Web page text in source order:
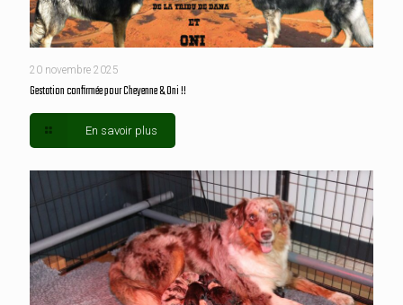
20 novembre 2025
Gestation confirmée pour Cheyenne & Oni !!
En savoir plus